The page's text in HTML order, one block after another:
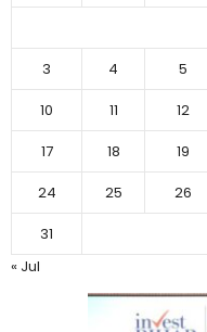
3
4 5
10
11 12
17
18 19
24
25 26
31
« Jul